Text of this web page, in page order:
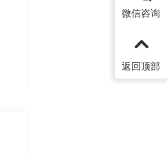
微信咨询
返回顶部